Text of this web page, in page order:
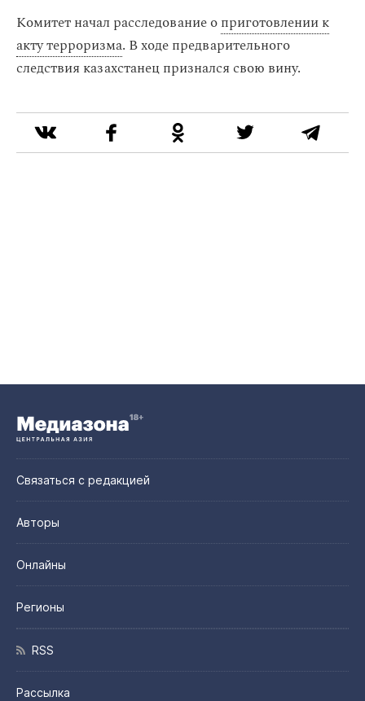
Комитет начал расследование оприготовлении к
акту терроризма. В ходе предварительного
следствия казахстанец признался свою вину.
Связаться с редакцией
Авторы
Онлайны
Регионы
RSS
Рассылка